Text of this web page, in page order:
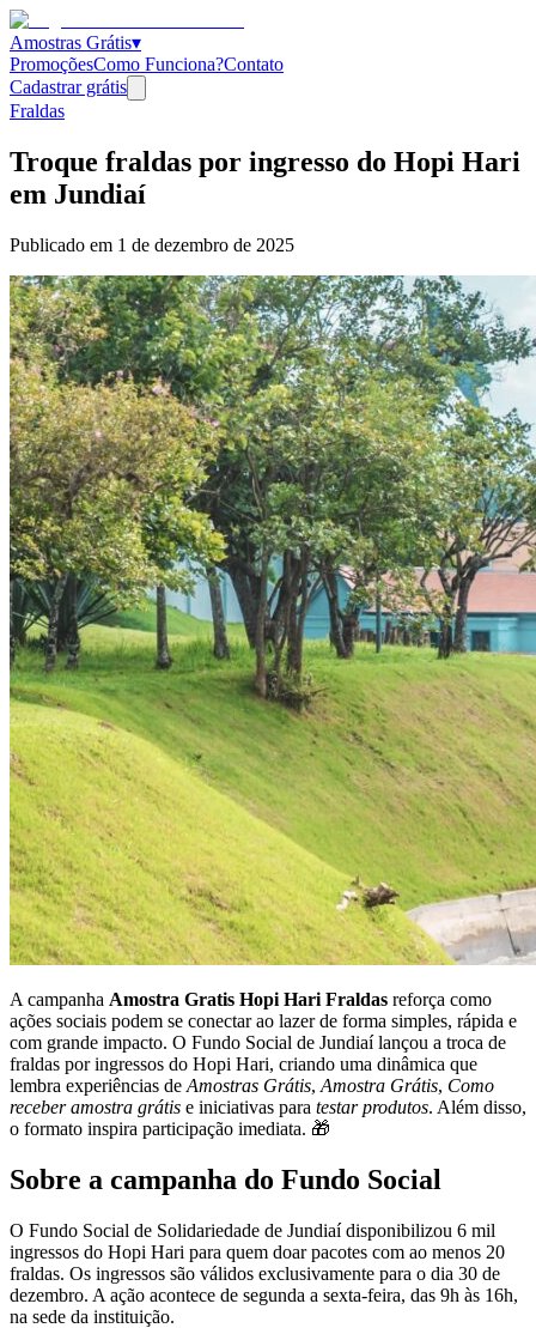
Amostras Grátis▾
PromoçõesComo Funciona?Contato
Cadastrar grátis
Fraldas
Troque fraldas por ingresso do Hopi Hari
em Jundiaí
Publicado em 1 de dezembro de 2025
A campanha Amostra Gratis Hopi Hari Fraldas reforça como
ações sociais podem se conectar ao lazer de forma simples, rápida e
com grande impacto. O Fundo Social de Jundiaí lançou a troca de
fraldas por ingressos do Hopi Hari, criando uma dinâmica que
lembra experiências de Amostras Grátis, Amostra Grátis, Como
receber amostra grátis e iniciativas para testar produtos. Além disso,
o formato inspira participação imediata. 🎁
Sobre a campanha do Fundo Social
O Fundo Social de Solidariedade de Jundiaí disponibilizou 6 mil
ingressos do Hopi Hari para quem doar pacotes com ao menos 20
fraldas. Os ingressos são válidos exclusivamente para o dia 30 de
dezembro. A ação acontece de segunda a sexta-feira, das 9h às 16h,
na sede da instituição.